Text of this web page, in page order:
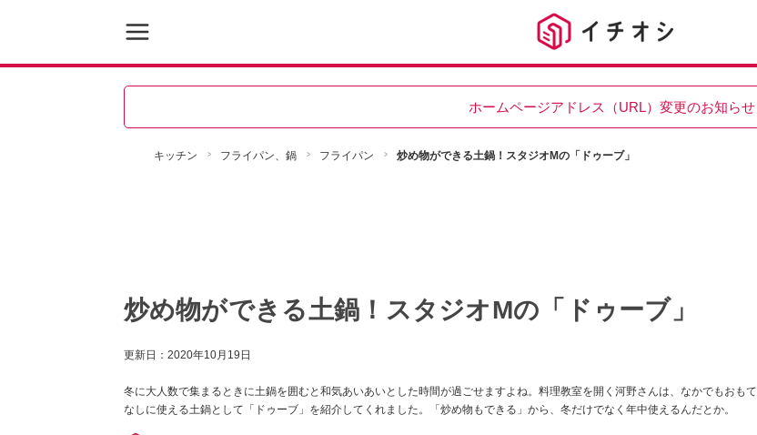
ホームページアドレス（URL）変更のお知らせ
キッチン フライパン、鍋 フライパン 炒め物ができる土鍋！スタジオMの「ドゥーブ」
炒め物ができる土鍋！スタジオMの「ドゥーブ」
更新日： 2020年10月19日
冬に大人数で集まるときに土鍋を囲むと和気あいあいとした時間が過ごせますよね。料理教室を開く河野さんは、なかでもおもて
なしに使える土鍋として「ドゥーブ」を紹介してくれました。「炒め物もできる」から、冬だけでなく年中使えるんだとか。